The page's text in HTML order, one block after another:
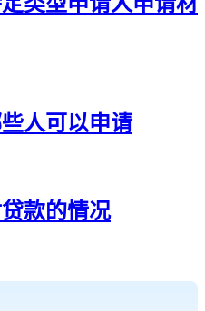
人可以申请
款的情况